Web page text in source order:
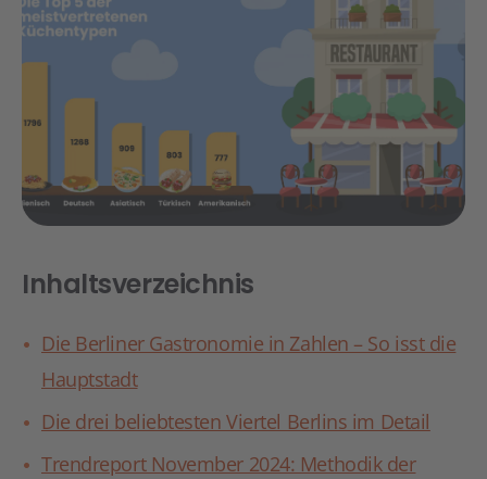
Inhaltsverzeichnis
Die Berliner Gastronomie in Zahlen – So isst die
Hauptstadt
Die drei beliebtesten Viertel Berlins im Detail
Trendreport November 2024: Methodik der